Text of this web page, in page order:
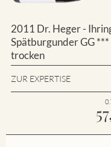
2011 Dr. Heger -
Spätburgunder GG
trocken
ZUR EXPERTISE